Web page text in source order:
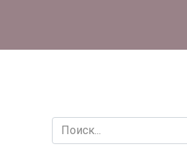
Search
for: